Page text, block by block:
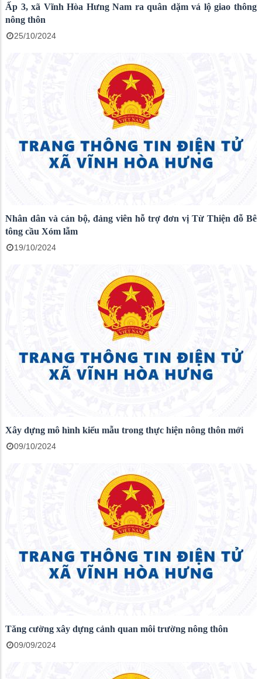
Ấp 3, xã Vĩnh Hòa Hưng Nam ra quân dặm vá lộ giao thông
nông thôn
25/10/2024
Nhân dân và cán bộ, đảng viên hỗ trợ đơn vị Từ Thiện đỗ Bê
tông cầu Xóm lẫm
19/10/2024
Xây dựng mô hình kiểu mẫu trong thực hiện nông thôn mới
09/10/2024
Tăng cường xây dựng cảnh quan môi trường nông thôn
09/09/2024